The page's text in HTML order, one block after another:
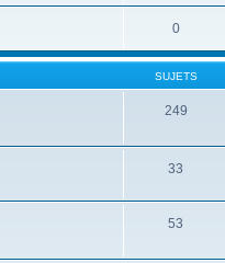
0
SUJETS
249
33
53